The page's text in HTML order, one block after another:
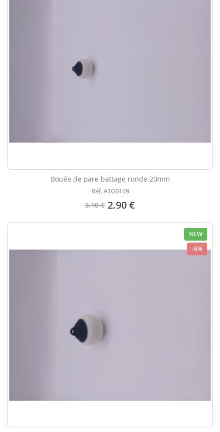
Bouée de pare battage ronde 20mm
Réf. ATG0149
3.10 € 2.90 €
NEW
-6%